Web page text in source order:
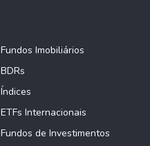
Fundos Imobiliários
BDRs
Índices
ETFs Internacionais
Fundos de Investimentos